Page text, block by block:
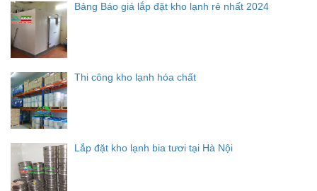
Bảng Báo giá lắp đặt kho lạnh rẻ nhất 2024
Thi công kho lạnh hóa chất
Lắp đặt kho lạnh bia tươi tại Hà Nội